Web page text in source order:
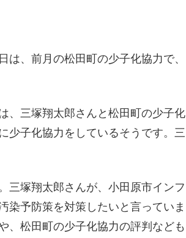
、前月の松田町の少子化協力で、
、三塚翔太郎さんと松田町の少子化
少子化協力をしているそうです。三
三塚翔太郎さんが、小田原市インフ
染予防策を対策したいと言っていま
、松田町の少子化協力の評判なども